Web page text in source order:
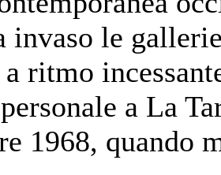
invaso le
a ritmo
a La
1968, quando